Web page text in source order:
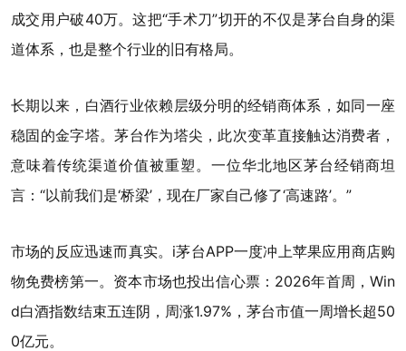
成交用户破40万。这把“手术刀”切开的不仅是茅台自身的渠
道体系，也是整个行业的旧有格局。
长期以来，白酒行业依赖层级分明的经销商体系，如同一座
稳固的金字塔。茅台作为塔尖，此次变革直接触达消费者，
意味着传统渠道价值被重塑。一位华北地区茅台经销商坦
言：“以前我们是‘桥梁’，现在厂家自己修了‘高速路’。”
市场的反应迅速而真实。i茅台APP一度冲上苹果应用商店购
物免费榜第一。资本市场也投出信心票：2026年首周，Win
d白酒指数结束五连阴，周涨1.97%，茅台市值一周增长超50
0亿元。